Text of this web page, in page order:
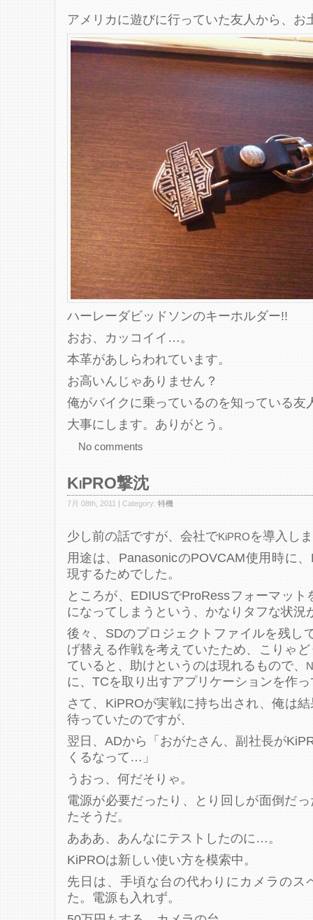
アメリカに遊びに行っていた友人から、お
ハーレーダビッドソンのキーホルダー!!
おお、カッコイイ…。
本革があしらわれています。
お高いんじゃありません？
俺がバイクに乗っているのを知っている友
大事にします。ありがとう。
No comments
KiPRO撃沈
7月 08th, 2011 | Category: 特機
少し前の話ですが、会社でKiPROを導入し
用途は、PanasonicのPOVCAM使用時に
現するためでした。
ところが、EDIUSでProRessフォーマッ
になってしまうという、かなりタフな状況
後々、SDのプロジェクトファイルを残し
げ替える作戦を考えていたため、こりゃ
ていると、助けというのは現れるもので、
に、TCを取り出すアプリケーションを作
さて、KiPROが実戦に持ち出され、俺は
待っていたのですが、
翌日、ADから「おがたさん、副社長が
くるなって…」
うおっ、何だそりゃ。
電源が必要だったり、とり回しが面倒だ
たそうだ。
あああ、あんなにテストしたのに…。
KiPROは新しい使い方を模索中。
先日は、手頃な台の代わりにカメラのス
た。電源も入れず。